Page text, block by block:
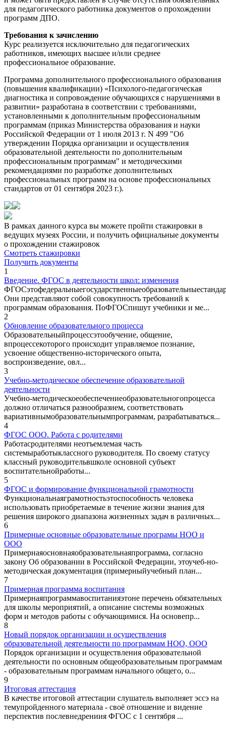
для педагогического работника документов о прохождении
программ ДПО.
Требования к зачислению
Курс реализуется исключительно для педагогических
работников, имеющих высшее и/или среднее
профессиональное образование.
Программа дополнительного профессионального образования
(повышения квалификации) «Психолого-педагогическая
диагностика и сопровождение обучающихся с нарушениями в
развитии» разработана в соответствии с требованиями,
установленными к дополнительным профессиональным
программам (приказ Министерства образования и науки
Российской Федерации от 1 июля 2013 г. N 499 "Об
утверждении Порядка организации и осуществления
образовательной деятельности по дополнительным
профессиональным программам" и методическими
рекомендациями по разработке дополнительных
профессиональных программ на основе профессиональных
стандартов от 01 сентября 2023 г.).
В рамках данного курса вы можете пройти стажировки в
ведущих музеях России, и получить официальные документы
о прохождении стажировок
Смотреть стажировки
Получить документы
1
Введение. ФГОС в деятельности школ: изменения
Они представляют собой совокупность требований к
программам образования. ПоФГОСпишут учебники и ме...
2
Обновление образовательного процесса
Образовательныйпроцессэтообучение, общение,
впроцессекоторого происходит управляемое познание,
усвоение общественно-исторического опыта,
воспроизведение, овл...
3
Учебно-методическое обеспечение образовательной
деятельности
Учебно-методическоеобеспечениеобразовательногопроцесса
должно отличаться разнообразием, соответствовать
вариативнымобразовательнымпрограммам, разрабатываться...
4
ФГОС ООО. Работа с родителями
Работасродителями неотъемлемая часть
системыработыклассного руководителя. По своему статусу
классный руководительвшколе основной субъект
воспитательнойработы...
5
ФГОС и формирование функциональной грамотности
Функциональнаяграмотностьэтоспособность человека
использовать приобретаемые в течение жизни знания для
решения широкого диапазона жизненных задач в различных...
6
Примерные основные образовательные програмы НОО и
ООО
Примернаяосновнаяобразовательнаяпрограмма, согласно
закону Об образовании в Российской Федерации, этоучеб-но-
методическая документация (примерныйучебный план...
7
Примерная программа воспитания
Примернаяпрограммавоспитанияэтоне перечень обязательных
для школы мероприятий, а описание системы возможных
форм и методов работы с обучающимися. На основепр...
8
Новый порядок организации и осуществления
образовательной деятельности по программам НОО, ООО
Порядок организации и осуществления образовательной
деятельности по основным общеобразовательным программам
- образовательным программам начального общего, о...
9
Итоговая аттестация
В качестве итоговой аттестации слушатель выполняет эссэ на
темупройденного материала - своё отношение и видение
перспектив послевнедрениия ФГОС с 1 сентября ...